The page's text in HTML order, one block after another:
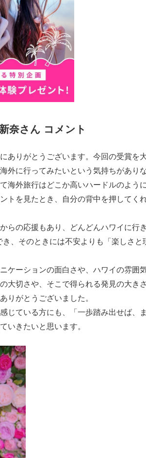
奈さん コメント
ありがとうございます。今回の受賞を
外に行ってみたいという気持ちがあり
海外旅行はどこか高いハードルのよう
トを見たとき、自分の背中を押してく
らの応援もあり、どんどんハワイに行
、そのときには不安よりも「楽しさと
ケーションの面白さや、ハワイの雰囲
大切さや、そこで得られる発見の大き
りがとうございました。
じている方にも、「一歩踏み出せば、
いきたいと思います。